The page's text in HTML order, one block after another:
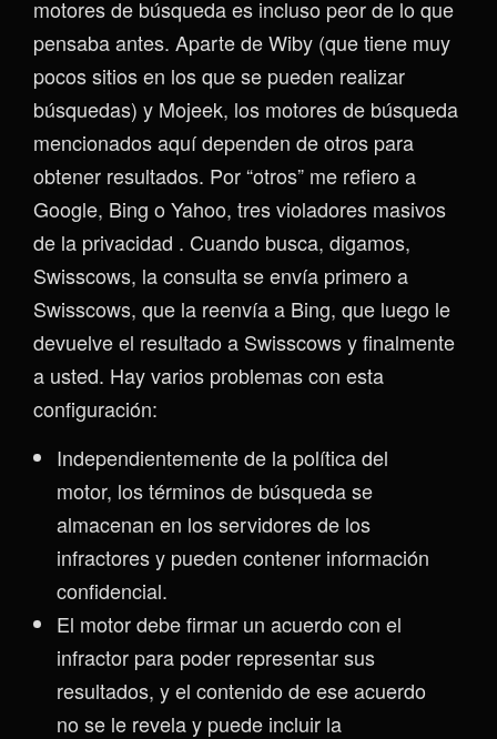
motores de búsqueda es incluso peor de lo que
pensaba antes. Aparte de Wiby (que tiene muy
pocos sitios en los que se pueden realizar
búsquedas) y Mojeek, los motores de búsqueda
mencionados aquí dependen de otros para
obtener resultados. Por “otros” me refiero a
Google, Bing o Yahoo, tres violadores masivos
de la privacidad . Cuando busca, digamos,
Swisscows, la consulta se envía primero a
Swisscows, que la reenvía a Bing, que luego le
devuelve el resultado a Swisscows y finalmente
a usted. Hay varios problemas con esta
configuración:
Independientemente de la política del
motor, los términos de búsqueda se
almacenan en los servidores de los
infractores y pueden contener información
confidencial.
El motor debe firmar un acuerdo con el
infractor para poder representar sus
resultados, y el contenido de ese acuerdo
no se le revela y puede incluir la